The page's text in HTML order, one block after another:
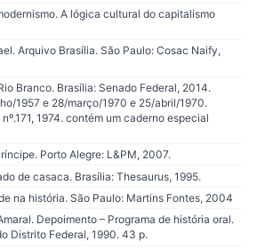
A lógica cultural do capitalismo
Arquivo Brasília. São Paulo: Cosac Naify,
Branco. Brasília: Senado Federal, 2014.
1957 e 28/março/1970 e 25/abril/1970.
nº.171, 1974. contém um caderno especial
Porto Alegre: L&PM, 2007.
de casaca. Brasília: Thesaurus, 1995.
na história. São Paulo: Martins Fontes, 2004
Depoimento – Programa de história oral.
Distrito Federal, 1990. 43 p.